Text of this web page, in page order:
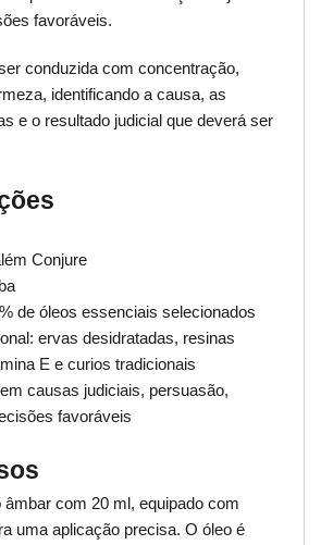
favoráveis.
conduzida com concentração,
identificando a causa, as
e o resultado judicial que deverá ser
Conjure
de óleos essenciais selecionados
ervas desidratadas, resinas
E e curios tradicionais
causas judiciais, persuasão,
favoráveis
âmbar com 20 ml, equipado com
uma aplicação precisa. O óleo é